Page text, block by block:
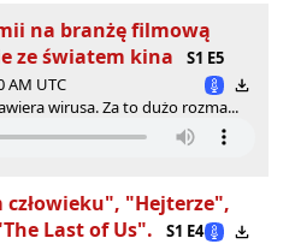
na branżę filmową
ze światem kina
S1 E5
AM UTC
wirusa. Za to dużo rozma...
"Hejterze",
Last of Us".
S1 E4